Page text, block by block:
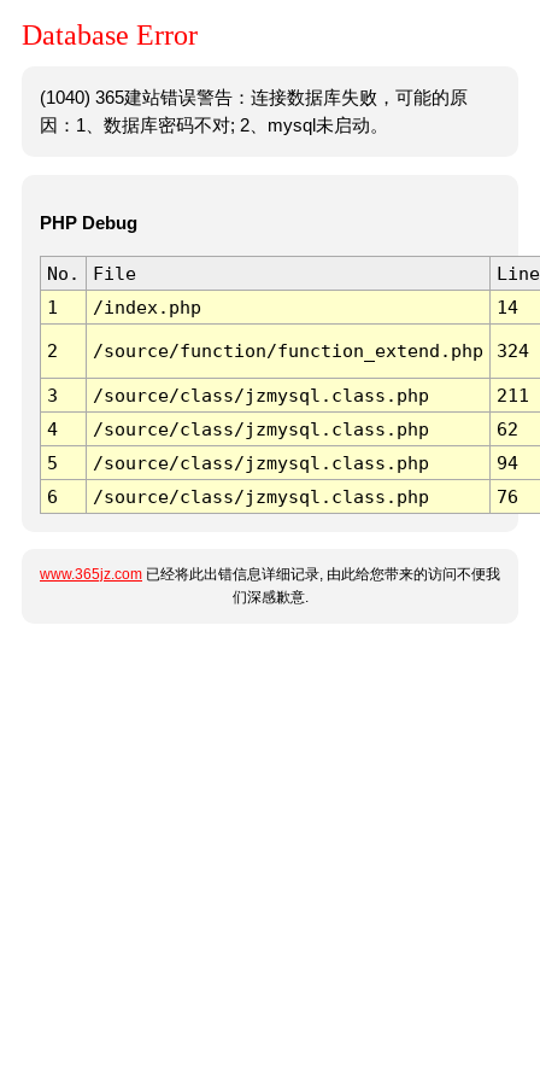
Database Error
(1040) 365建站错误警告：连接数据库失败，可能的原
因：1、数据库密码不对; 2、mysql未启动。
PHP Debug
No. File
Line
1
/index.php 14
2 /source/function/function_extend.php 324
3 /source/class/jzmysql.class.php
211
4
/source/class/jzmysql.class.php
62
5
/source/class/jzmysql.class.php
94
6
/source/class/jzmysql.class.php 76
www.365jz.com 已经将此出错信息详细记录, 由此给您带来的访问不便我
们深感歉意.